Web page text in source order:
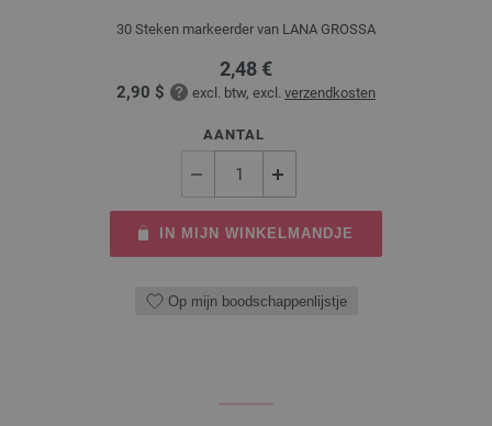
30 Steken markeerder van LANA GROSSA
2,48 €
2,90 $ excl. btw, excl. verzendkosten
AANTAL
IN MIJN WINKELMANDJE
Op mijn boodschappenlijstje